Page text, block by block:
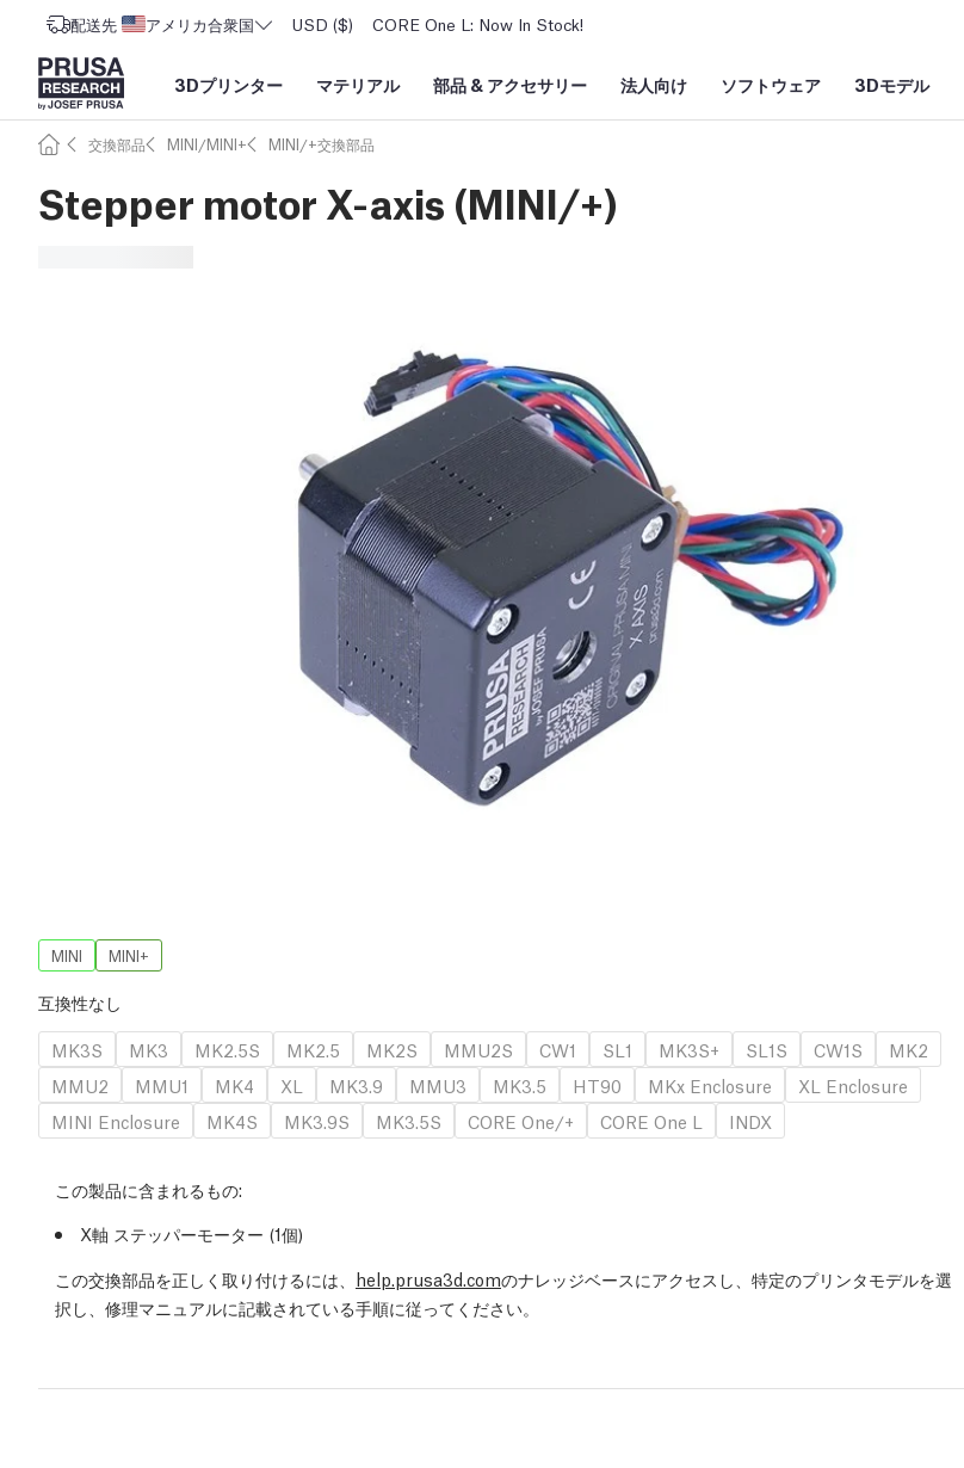
配送先 アメリカ合衆国 USD ($) CORE One L: Now In Stock!
3Dプリンター マテリアル 部品 & アクセサリー 法人向け ソフトウェア 3Dモデル
交換部品 MINI/MINI+ MINI/+交換部品
Stepper motor X-axis (MINI/+)
MINI MINI+
互換性なし
MK3S
MK3 MK2.5S MK2.5 MK2S MMU2S CW1 SL1 MK3S+ SL1S CW1S
MK2
MMU2
MMU1 MK4 XL MK3.9 MMU3 MK3.5 HT90 MKx Enclosure
XL Enclosure
MINI Enclosure
MK4S MK3.9S MK3.5S CORE One/+ CORE One L INDX
この製品に含まれるもの:
X軸 ステッパーモーター (1個)
この交換部品を正しく取り付けるには、 help.prusa3d.comのナレッジベースにアクセスし、特定のプリンタモデルを選
択し、修理マニュアルに記載されている手順に従ってください。